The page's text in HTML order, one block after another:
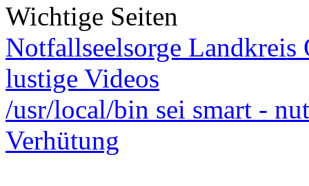
Wichtige Seiten
Notfallseelsorge Landkreis
lustige Videos
/usr/local/bin sei smart -
Verhütung